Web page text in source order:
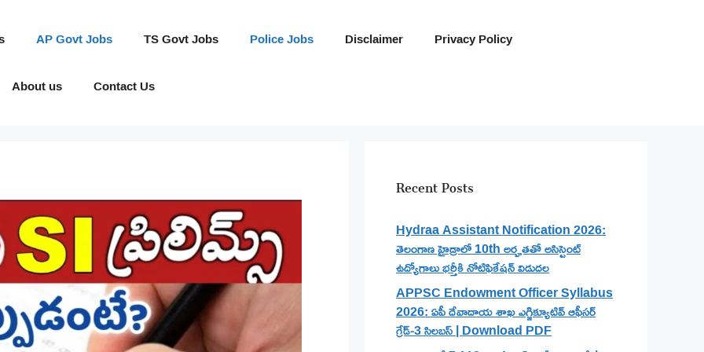
AP Govt Jobs TS Govt Jobs Police Jobs Disclaimer Privacy Policy
About us Contact Us
Recent Posts
Hydraa Assistant Notification 2026:
తెలంగాణ హైడ్రాలో 10th అర్హతతో అసిస్టెంట్
ఉద్యోగాలు భర్తీకి నోటిఫికేషన్ విడుదల
APPSC Endowment Officer Syllabus
2026: ఏపీ దేవాదాయ శాఖ ఎగ్జిక్యూటివ్ ఆఫీసర్
గ్రేడ్-3 సిలబస్ | Download PDF